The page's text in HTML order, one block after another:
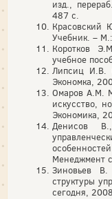
изд.,
487 с.
Красовский
Учебник. –
Коротков
учебное
Липсиц И.В.
Экономка,
Омаров А.М.
искусство,
Экономика,
Денисов
Менеджмент
Зиновьев В.
структуры
сегодня,